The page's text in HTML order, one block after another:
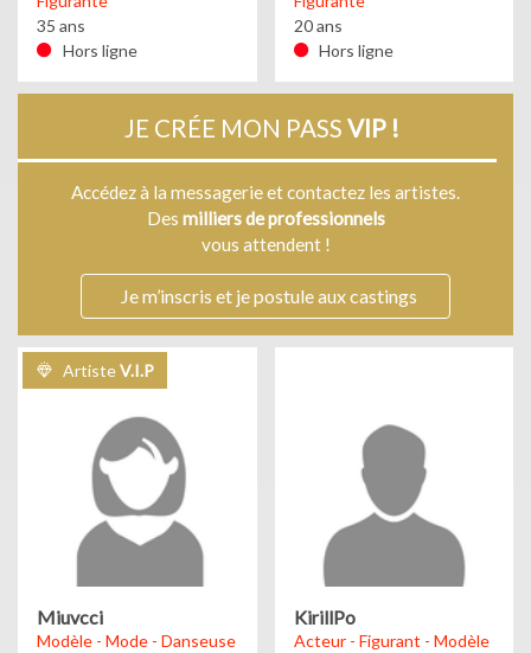
35 ans
Hors ligne
20 ans
Hors ligne
JE CRÉE MON PASSVIP !
Accédez à la messagerie et contactez les artistes.
Des milliers de professionnels
vous attendent !
Je m’inscris et je postule aux castings
ArtisteV.I.P
Miuvcci
Modèle - Mode - Danseuse
KirillPo
Acteur - Figurant - Modèle